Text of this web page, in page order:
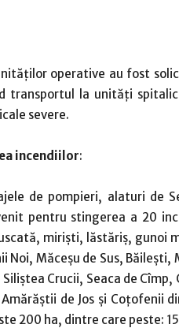
operative au fost
transportul la unități
severe.
incendiilor:
de pompieri, alaturi de
pentru stingerea a 20
miriști, lăstăriș, gunoi
Noi, Măceșu de Sus,
Crucii, Seaca de
de Jos și Coțofenii
200 ha, dintre care peste: